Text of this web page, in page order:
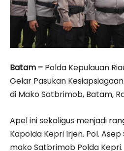
Batam – Polda Kepulauan
Gelar Pasukan
di Mako Satbrimob, Batam,
Apel ini sekaligus menjadi
Kapolda Kepri Irjen. Pol. Asep
mako Satbrimob Polda Kepri.